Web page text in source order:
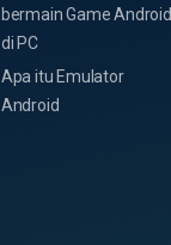
bermain Game Android
di PC
Apa itu Emulator
Android